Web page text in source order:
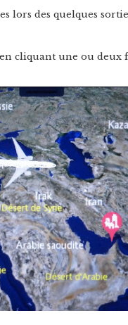
lors des quelques
cliquant une ou deux